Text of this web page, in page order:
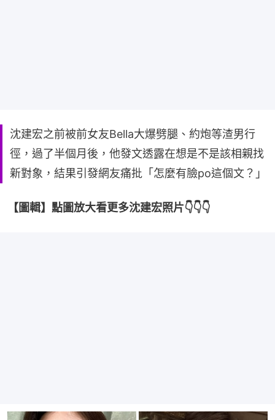
沈建宏之前被前女友Bella大爆劈腿、約炮等渣男行
徑，過了半個月後，他發文透露在想是不是該相親找
新對象，結果引發網友痛批「怎麼有臉po這個文？」
【圖輯】點圖放大看更多沈建宏照片👇👇👇